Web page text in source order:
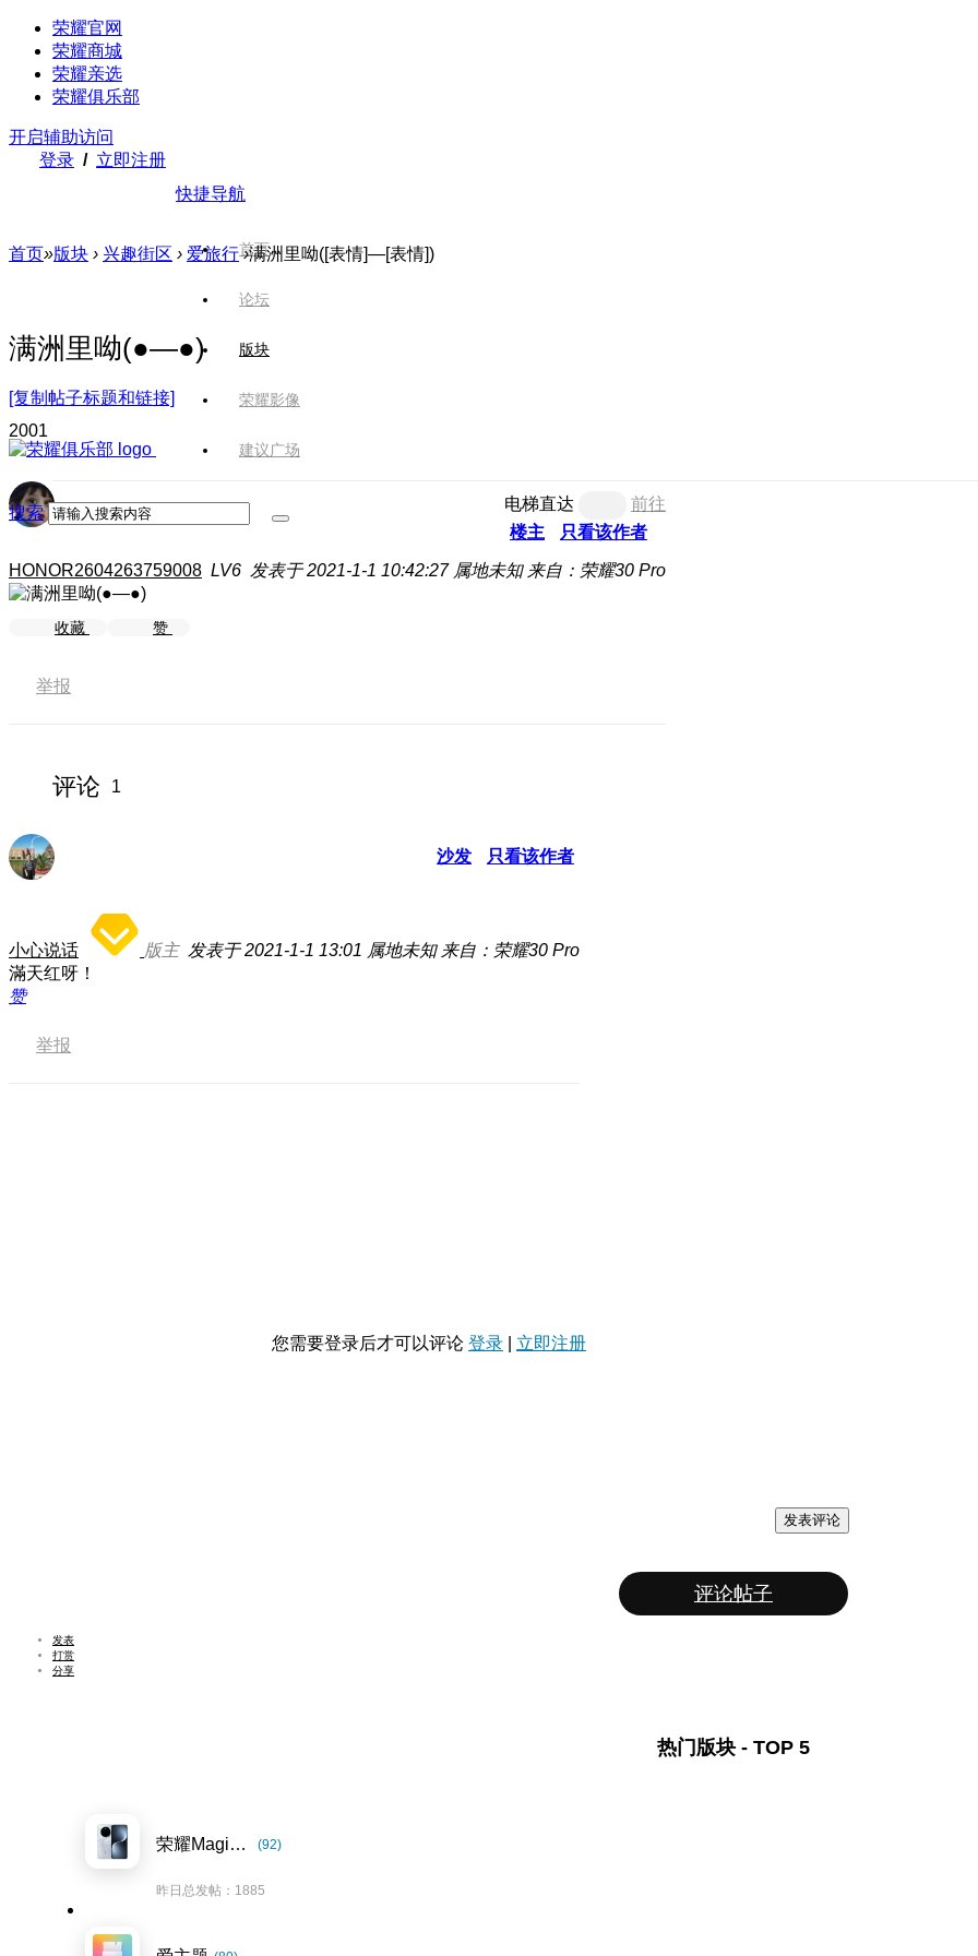
荣耀官网
荣耀商城
荣耀亲选
荣耀俱乐部
开启辅助访问
登录 / 立即注册
快捷导航
首页
论坛
版块
荣耀影像
建议广场
搜索
首页»版块 › 兴趣街区 › 爱旅行 ›满洲里呦([表情]—[表情])
满洲里呦(●—●)
[复制帖子标题和链接]
2001
电梯直达
前往
楼主
只看该作者
HONOR2604263759008 LV6 发表于 2021-1-1 10:42:27 属地未知 来自：荣耀30 Pro
收藏 赞
举报
评论 1
沙发 只看该作者
小心说话 版主 发表于 2021-1-1 13:01 属地未知 来自：荣耀30 Pro
滿天红呀！
赞
举报
您需要登录后才可以评论 登录 立即注册
发表评论
评论帖子
发表
打赏
分享
热门版块 - TOP 5
荣耀Magic7系列 (92)
昨日总发帖：1885